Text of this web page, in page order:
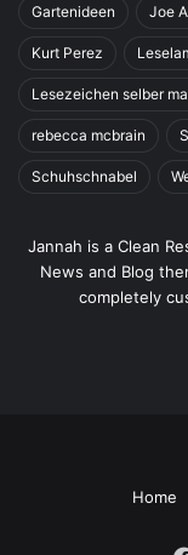
Gartenideen Joe
Kurt Perez
Lesezeichen selber
rebecca mcbrain
Schuhschnabel
Jannah is a Clean
News and Blog
completely
Home